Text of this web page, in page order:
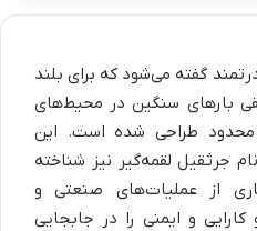
گفته می‌شود که برای بلند
بارهای سنگین در محیط‌های
محدود طراحی شده است. این
جرثقیل لقمه‌گیر نیز شناخته
از عملیات‌های صنعتی و
و ایمنی را در جابجایی